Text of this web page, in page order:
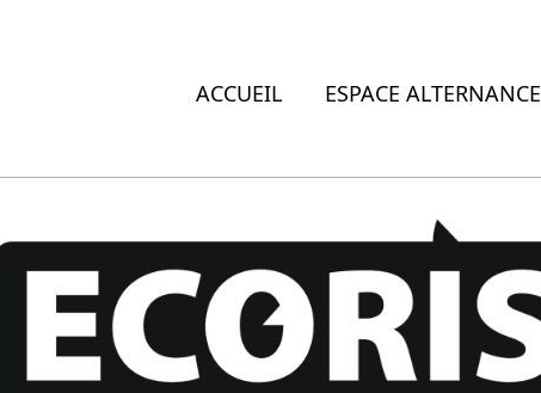
ACCUEIL ESPACE ALTERNANCE